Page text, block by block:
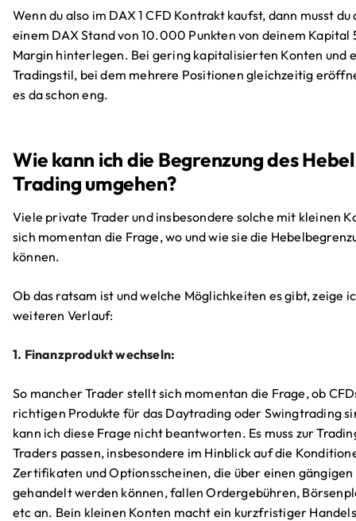
Wenn du also im DAX 1 CFD Kontrakt kaufst, dann musst
einem DAX Stand von 10.000 Punkten von deinem Kapital
Margin hinterlegen. Bei gering kapitalisierten Konten und
Tradingstil, bei dem mehrere Positionen gleichzeitig
es da schon eng.
Wie kann ich die Begrenzung des
Trading umgehen?
Viele private Trader und insbesondere solche mit kleinen
sich momentan die Frage, wo und wie sie die
können.
Ob das ratsam ist und welche Möglichkeiten es gibt, zeige
weiteren Verlauf:
1. Finanzprodukt wechseln:
So mancher Trader stellt sich momentan die Frage, ob
richtigen Produkte für das Daytrading oder Swingtrading
kann ich diese Frage nicht beantworten. Es muss zur
Traders passen, insbesondere im Hinblick auf die
Zertifikaten und Optionsscheinen, die über einen
gehandelt werden können, fallen Ordergebühren,
etc an. Bein kleinen Konten macht ein kurzfristiger